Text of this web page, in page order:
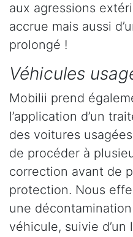
aux agressions
accrue mais aussi
prolongé !
Véhicules
Mobilii prend
l’application d’un
des voitures
de procéder à
correction avant de
protection. Nous
une
véhicule, suivie d’un